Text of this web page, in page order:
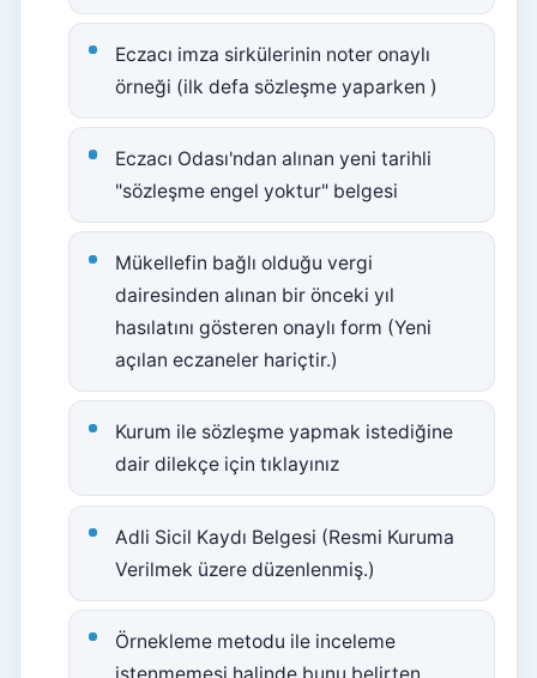
Eczacı imza sirkülerinin noter onaylı
örneği (ilk defa sözleşme yaparken )
Eczacı Odası'ndan alınan yeni tarihli
"sözleşme engel yoktur" belgesi
Mükellefin bağlı olduğu vergi
dairesinden alınan bir önceki yıl
hasılatını gösteren onaylı form (Yeni
açılan eczaneler hariçtir.)
Kurum ile sözleşme yapmak istediğine
dair dilekçe için tıklayınız
Adli Sicil Kaydı Belgesi (Resmi Kuruma
Verilmek üzere düzenlenmiş.)
Örnekleme metodu ile inceleme